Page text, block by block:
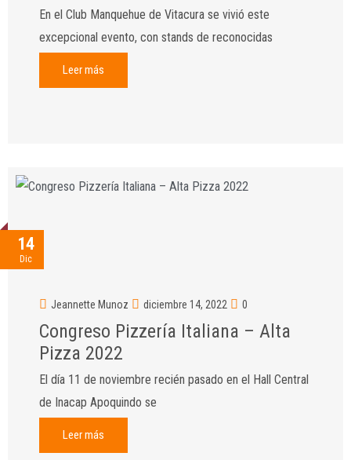
En el Club Manquehue de Vitacura se vivió este
excepcional evento, con stands de reconocidas
Leer más
14
Dic
Jeannette Munoz diciembre 14, 2022 0
Congreso Pizzería Italiana – Alta
Pizza 2022
El día 11 de noviembre recién pasado en el Hall Central
de Inacap Apoquindo se
Leer más